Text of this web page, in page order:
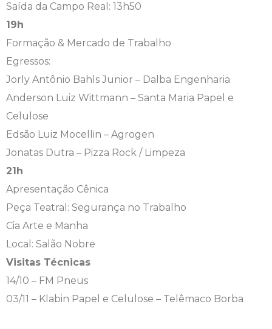
Saída da Campo Real: 13h50
19h
Formação & Mercado de Trabalho
Egressos:
Jorly Antônio Bahls Junior – Dalba Engenharia
Anderson Luiz Wittmann – Santa Maria Papel e
Celulose
Edsão Luiz Mocellin – Agrogen
Jonatas Dutra – Pizza Rock / Limpeza
21h
Apresentação Cênica
Peça Teatral: Segurança no Trabalho
Cia Arte e Manha
Local: Salão Nobre
Visitas Técnicas
14/10 – FM Pneus
03/11 – Klabin Papel e Celulose – Telêmaco Borba